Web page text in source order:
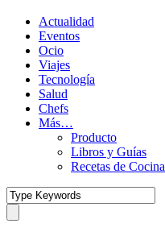
Actualidad
Eventos
Ocio
Viajes
Tecnología
Salud
Chefs
Más…
Producto
Libros y Guías
Recetas de Cocina